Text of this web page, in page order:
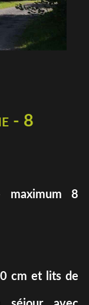
- 8
maximum 8
cm et lits de